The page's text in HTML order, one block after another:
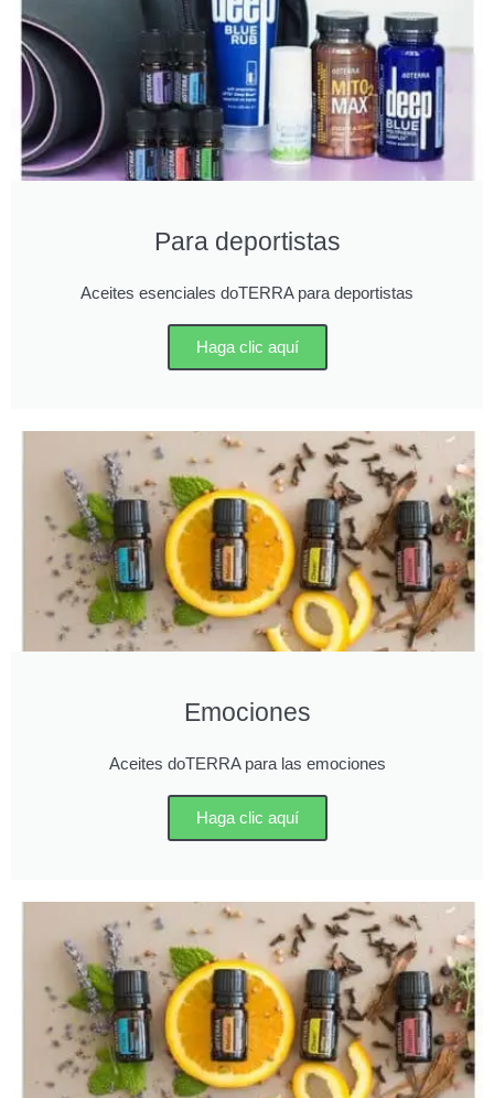
Para deportistas
Aceites esenciales doTERRA para deportistas
Haga clic aquí
Emociones
Aceites doTERRA para las emociones
Haga clic aquí